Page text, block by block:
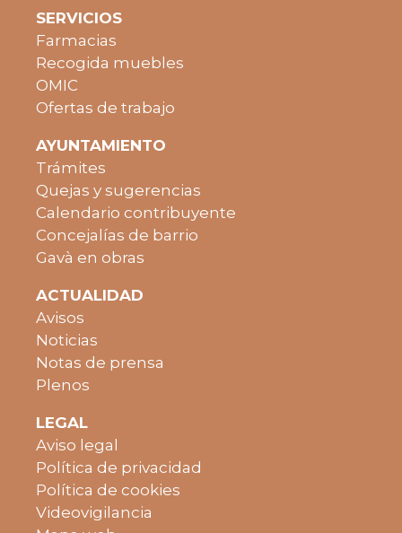
SERVICIOS
Farmacias
Recogida muebles
OMIC
Ofertas de trabajo
AYUNTAMIENTO
Trámites
Quejas y sugerencias
Calendario contribuyente
Concejalías de barrio
Gavà en obras
ACTUALIDAD
Avisos
Noticias
Notas de prensa
Plenos
LEGAL
Aviso legal
Política de privacidad
Política de cookies
Videovigilancia